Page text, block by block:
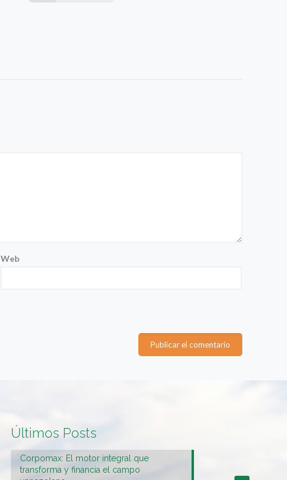
Web
Últimos Posts
Corpomax: El motor integral que
transforma y financia el campo